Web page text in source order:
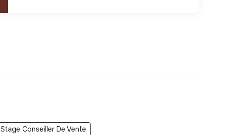
Stage Conseiller De Vente